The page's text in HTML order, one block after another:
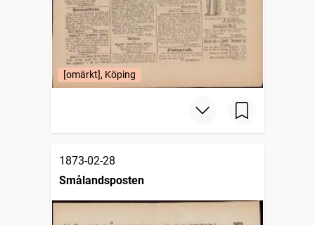
[omärkt], Köping
1873-02-28
Smålandsposten